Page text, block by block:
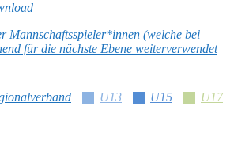
Mannschaftsspieler*innen (welche bei
für die nächste Ebene weiterverwendet
U13 U15
U17